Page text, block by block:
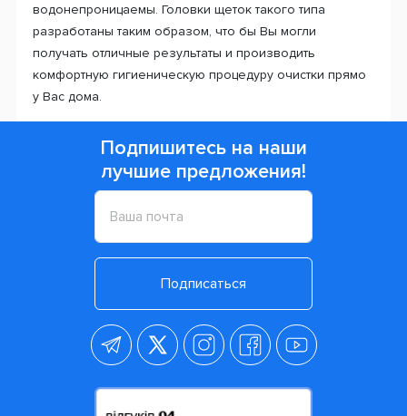
водонепроницаемы. Головки щеток такого типа
разработаны таким образом, что бы Вы могли
получать отличные результаты и производить
комфортную гигиеническую процедуру очистки прямо
у Вас дома.
Подпишитесь на наши
лучшие предложения!
Подписаться